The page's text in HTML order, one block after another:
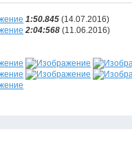
1:50.845 (14.07.2016)
2:04:568 (11.06.2016)